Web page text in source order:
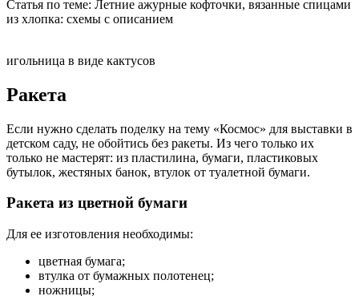
Статья по теме: Летние ажурные кофточки, вязанные спицами
из хлопка: схемы с описанием
игольница в виде кактусов
Ракета
Если нужно сделать поделку на тему «Космос» для выставки в
детском саду, не обойтись без ракеты. Из чего только их
только не мастерят: из пластилина, бумаги, пластиковых
бутылок, жестяных банок, втулок от туалетной бумаги.
Ракета из цветной бумаги
Для ее изготовления необходимы:
цветная бумага;
втулка от бумажных полотенец;
ножницы;